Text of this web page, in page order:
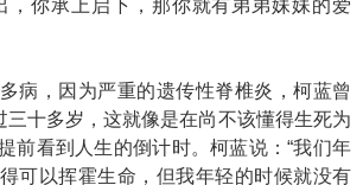
，你承上启下，那你就有弟弟妹妹的爱
，因为严重的遗传性脊椎炎，柯蓝曾
三十多岁，这就像是在尚不该懂得生死为
前看到人生的倒计时。柯蓝说：“我们年
可以挥霍生命，但我年轻的时候就没有